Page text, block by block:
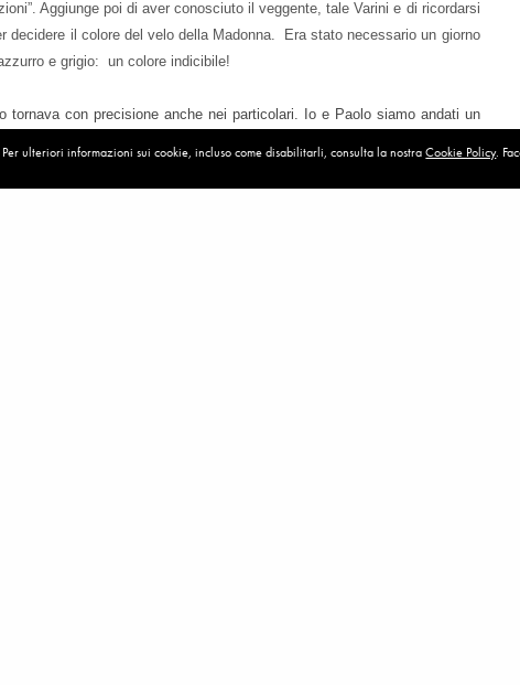
Aggiunge poi di aver conosciuto il veggente, tale Varini e di ricordarsi
decidere il colore del velo della Madonna. Era stato necessario un giorno
e grigio: un colore indicibile!
con precisione anche nei particolari. Io e Paolo siamo andati un
di quelle apparizioni. Sono felice.
ulteriori informazioni sui cookie, incluso come disabilitarli, consulta la nostraCookie Policy.